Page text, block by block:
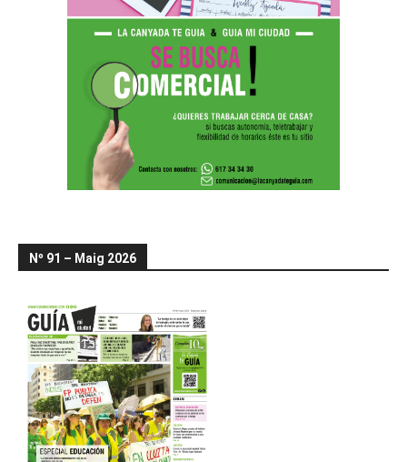
Nº 91 – Maig 2026